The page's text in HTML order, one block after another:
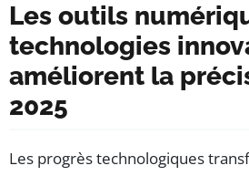
Les outils
technologies
améliorent la
2025
Les progrès technologiques